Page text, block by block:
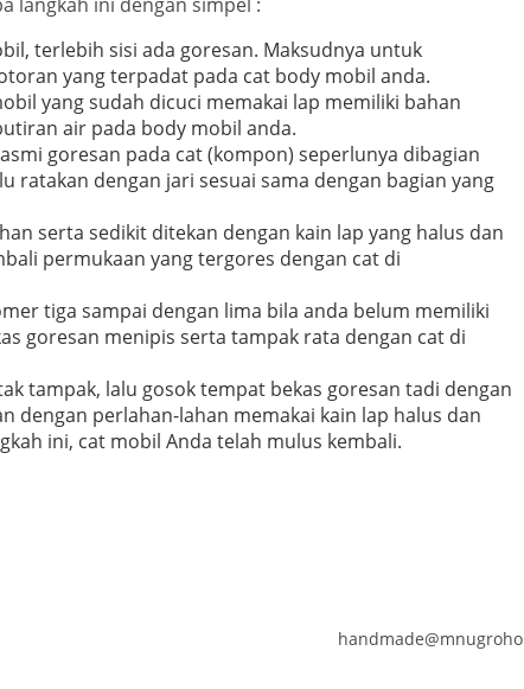
terlebih sisi ada goresan. Maksudnya untuk
yang terpadat pada cat body mobil anda.
yang sudah dicuci memakai lap memiliki bahan
air pada body mobil anda.
goresan pada cat (kompon) seperlunya dibagian
ratakan dengan jari sesuai sama dengan bagian yang
serta sedikit ditekan dengan kain lap yang halus dan
permukaan yang tergores dengan cat di
tiga sampai dengan lima bila anda belum memiliki
goresan menipis serta tampak rata dengan cat di
tampak, lalu gosok tempat bekas goresan tadi dengan
dengan perlahan-lahan memakai kain lap halus dan
ini, cat mobil Anda telah mulus kembali.
handmade@mnugroho